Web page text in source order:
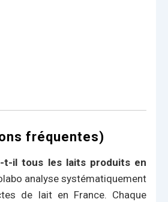
fréquentes)
t-il tous les laits produits en
analyse systématiquement
de lait en France. Chaque